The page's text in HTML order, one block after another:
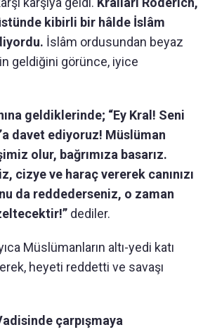
kibirli bir hâlde İslâm
İslâm ordusundan beyaz
geldiğini görünce, iyice
geldiklerinde; “Ey Kral! Seni
davet ediyoruz! Müslüman
olur, bağrımıza basarız.
cizye ve haraç vererek canınızı
da reddederseniz, o zaman
dediler.
Müslümanların altı-yedi katı
heyeti reddetti ve savaşı
çarpışmaya